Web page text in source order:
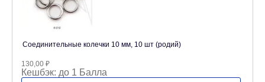
Соединительные колечки 10 мм, 10 шт (родий)
130,00 ₽
Кешбэк: до 1 Балла